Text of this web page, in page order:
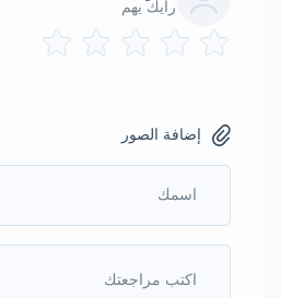
رأيك يهم
إضافة الصور